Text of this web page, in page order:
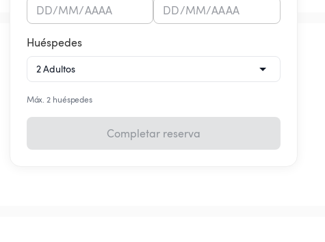
DD/MM/AAAA
DD/MM/AAAA
Huéspedes
Máx. 2 huéspedes
Completar reserva